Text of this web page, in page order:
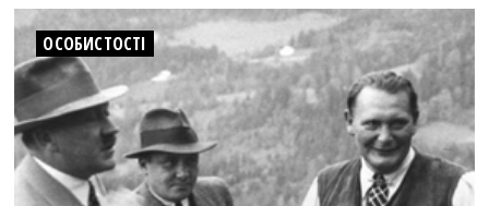
ОСОБИСТОСТІ